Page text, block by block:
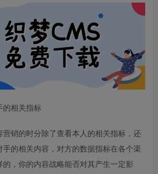
的相关指标
销的时分除了查看本人的相关指标，还
手的相关内容，对方的数据指标在各个渠
的，你的内容战略能否对其产生一定影